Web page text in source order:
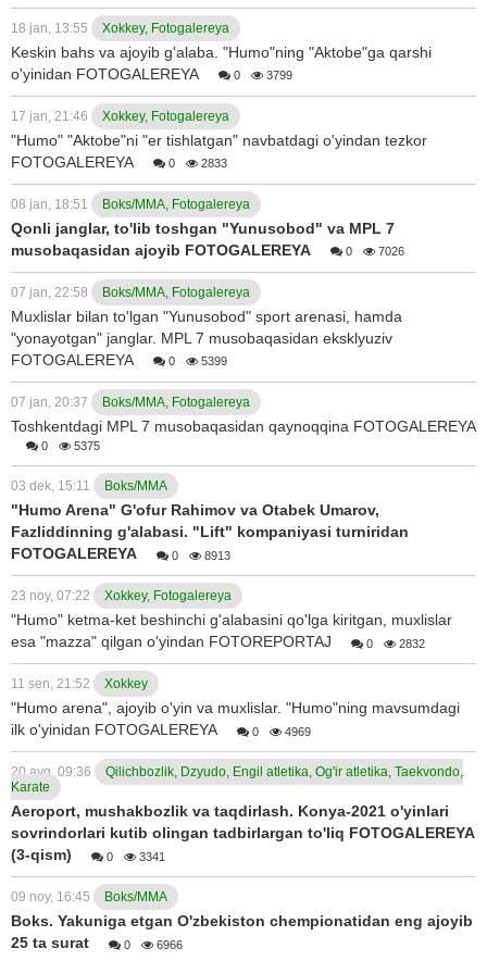
18 jan, 13:55 Xokkey, Fotogalereya
Keskin bahs va ajoyib g'alaba. "Humo"ning "Aktobe"ga qarshi
o'yinidan FOTOGALEREYA
0 3799
17 jan, 21:46 Xokkey, Fotogalereya
"Humo" "Aktobe"ni "er tishlatgan" navbatdagi o'yindan tezkor
FOTOGALEREYA
0 2833
08 jan, 18:51 Boks/MMA, Fotogalereya
Qonli janglar, to'lib toshgan "Yunusobod" va MPL 7
musobaqasidan ajoyib FOTOGALEREYA
0 7026
07 jan, 22:58 Boks/MMA, Fotogalereya
Muxlislar bilan to'lgan "Yunusobod" sport arenasi, hamda
"yonayotgan" janglar. MPL 7 musobaqasidan eksklyuziv
FOTOGALEREYA
0 5399
07 jan, 20:37 Boks/MMA, Fotogalereya
Toshkentdagi MPL 7 musobaqasidan qaynoqqina FOTOGALEREYA
0 5375
03 dek, 15:11 Boks/MMA
"Humo Arena" G'ofur Rahimov va Otabek Umarov,
Fazliddinning g'alabasi. "Lift" kompaniyasi turniridan
FOTOGALEREYA
0 8913
23 noy, 07:22 Xokkey, Fotogalereya
"Humo" ketma-ket beshinchi g'alabasini qo'lga kiritgan, muxlislar
esa "mazza" qilgan o'yindan FOTOREPORTAJ
0 2832
11 sen, 21:52 Xokkey
"Humo arena", ajoyib o'yin va muxlislar. "Humo"ning mavsumdagi
ilk o'yinidan FOTOGALEREYA
0 4969
20 avg, 09:36
Qilichbozlik, Dzyudo, Engil atletika, Og'ir atletika, Taekvondo,
Karate
Aeroport, mushakbozlik va taqdirlash. Konya-2021 o'yinlari
sovrindorlari kutib olingan tadbirlargan to'liq FOTOGALEREYA
(3-qism)
0 3341
09 noy, 16:45 Boks/MMA
Boks. Yakuniga etgan O'zbekiston chempionatidan eng ajoyib
25 ta surat
0 6966